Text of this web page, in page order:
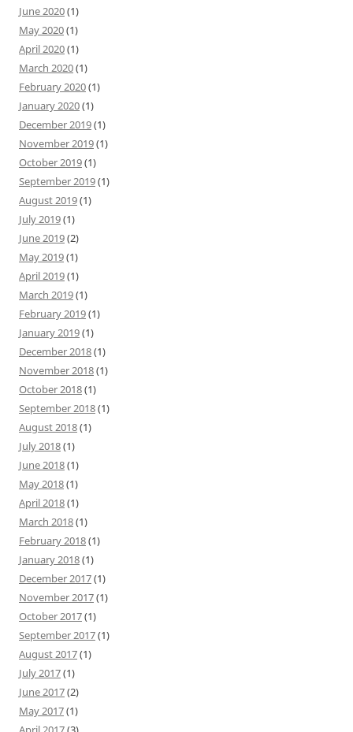
June 2020(1)
May 2020(1)
April 2020(1)
March 2020(1)
February 2020(1)
January 2020(1)
December 2019(1)
November 2019(1)
October 2019(1)
September 2019(1)
August 2019(1)
July 2019(1)
June 2019(2)
May 2019(1)
April 2019(1)
March 2019(1)
February 2019(1)
January 2019(1)
December 2018(1)
November 2018(1)
October 2018(1)
September 2018(1)
August 2018(1)
July 2018(1)
June 2018(1)
May 2018(1)
April 2018(1)
March 2018(1)
February 2018(1)
January 2018(1)
December 2017(1)
November 2017(1)
October 2017(1)
September 2017(1)
August 2017(1)
July 2017(1)
June 2017(2)
May 2017(1)